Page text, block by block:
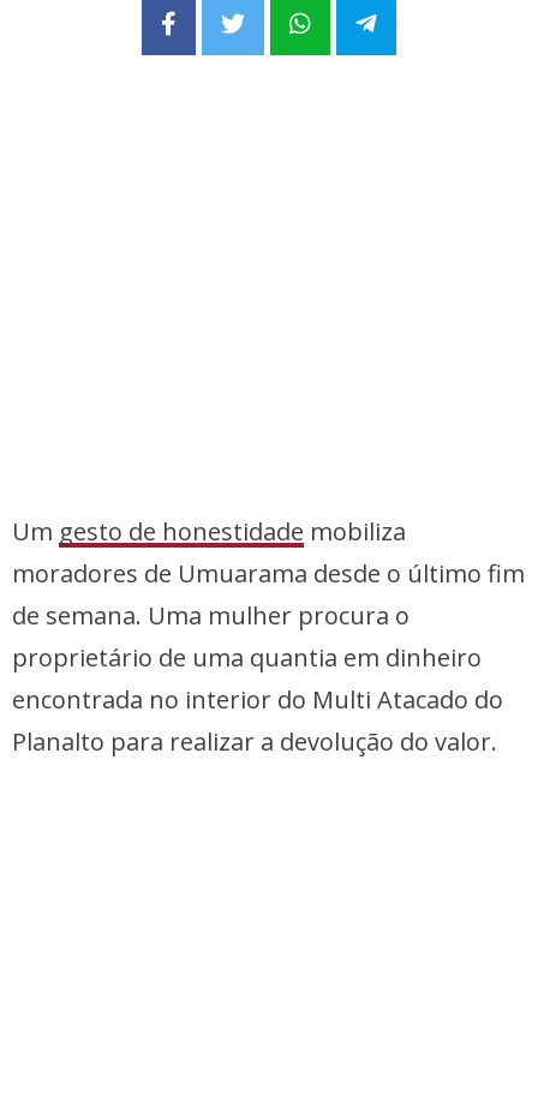
Um gesto de honestidade mobiliza
moradores de Umuarama desde o último fim
de semana. Uma mulher procura o
proprietário de uma quantia em dinheiro
encontrada no interior do Multi Atacado do
Planalto para realizar a devolução do valor.